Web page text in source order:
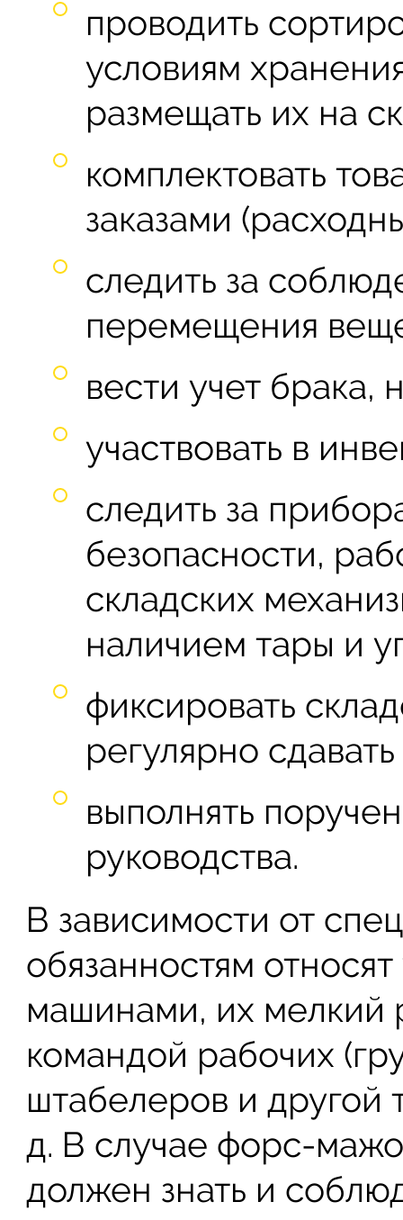
проводить
условиям
размещать их на
комплектовать
заказами
следить за
перемещения
вести учет брака,
участвовать в
следить за
безопасности,
складских
наличием тары и
фиксировать
регулярно
выполнять
руководства.
В зависимости от
обязанностям
машинами, их мелкий
командой рабочих
штабелеров и другой
д. В случае форс-
должен знать и